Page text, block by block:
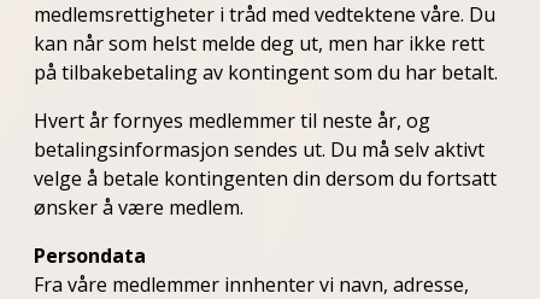
medlemsrettigheter i tråd med vedtektene våre. Du
kan når som helst melde deg ut, men har ikke rett
på tilbakebetaling av kontingent som du har betalt.
Hvert år fornyes medlemmer til neste år, og
betalingsinformasjon sendes ut. Du må selv aktivt
velge å betale kontingenten din dersom du fortsatt
ønsker å være medlem.
Persondata
Fra våre medlemmer innhenter vi navn, adresse,